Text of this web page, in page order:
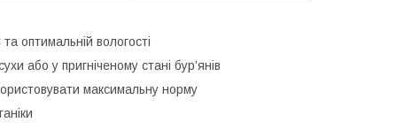
оптимальній вологості
або у пригніченому стані бур’янів
максимальну норму